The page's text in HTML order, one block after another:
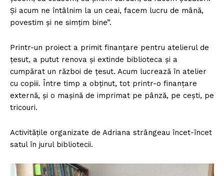
Și acum ne întâlnim la un ceai, facem lucru de mână,
povestim și ne simțim bine”.
Printr-un proiect a primit finanțare pentru atelierul de
țesut, a putut renova și extinde biblioteca și a
cumpărat un război de țesut. Acum lucrează în atelier
cu copiii. Între timp a obținut, tot printr-o finanțare
externă, și o mașină de imprimat pe pânză, pe cești, pe
tricouri.
Activitățile organizate de Adriana strângeau încet-încet
satul în jurul bibliotecii.